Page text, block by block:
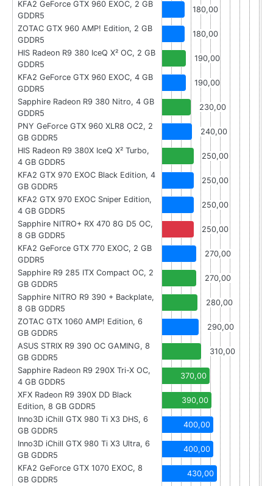
KFA2 GeForce GTX 960 EXOC, 2 GB
GDDR5
180,00
ZOTAC GTX 960 AMP! Edition, 2 GB
GDDR5
180,00
HIS Radeon R9 380 IceQ X² OC, 2 GB
GDDR5
190,00
KFA2 GeForce GTX 960 EXOC, 4 GB
GDDR5
190,00
Sapphire Radeon R9 380 Nitro, 4 GB
GDDR5
230,00
PNY GeForce GTX 960 XLR8 OC2, 2
GB GDDR5
240,00
HIS Radeon R9 380X IceQ X² Turbo,
4 GB GDDR5
250,00
KFA2 GTX 970 EXOC Black Edition, 4
GB GDDR5
250,00
KFA2 GTX 970 EXOC Sniper Edition,
4 GB GDDR5
250,00
Sapphire NITRO+ RX 470 8G D5 OC,
8 GB GDDR5
250,00
KFA2 GeForce GTX 770 EXOC, 2 GB
GDDR5
270,00
Sapphire R9 285 ITX Compact OC, 2
GB GDDR5
270,00
Sapphire NITRO R9 390 + Backplate,
8 GB GDDR5
280,00
ZOTAC GTX 1060 AMP! Edition, 6
GB GDDR5
290,00
ASUS STRIX R9 390 OC GAMING, 8
GB GDDR5
310,00
Sapphire Radeon R9 290X Tri-X OC,
4 GB GDDR5
370,00
XFX Radeon R9 390X DD Black
Edition, 8 GB GDDR5
390,00
Inno3D iChill GTX 980 Ti X3 DHS, 6
GB GDDR5
400,00
Inno3D iChill GTX 980 Ti X3 Ultra, 6
GB GDDR5
400,00
KFA2 GeForce GTX 1070 EXOC, 8
GB GDDR5
430,00